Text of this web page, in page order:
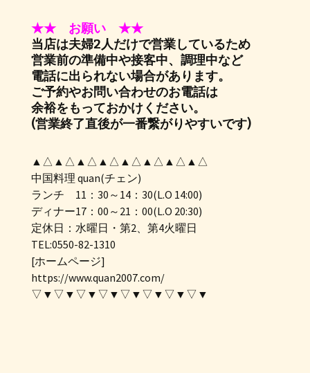
★★ お願い ★★
当店は夫婦2人だけで営業しているため
営業前の準備中や接客中、調理中など
電話に出られない場合があります。
ご予約やお問い合わせのお電話は
余裕をもっておかけください。
(営業終了直後が一番繋がりやすいです)
▲△▲△▲△▲△▲△▲△▲△▲△
中国料理 quan(チェン)
ランチ 11：30～14：30(L.O 14:00)
ディナー17：00～21：00(L.O 20:30)
定休日：水曜日・第2、第4火曜日
TEL:0550-82-1310
[ホームページ]
https://www.quan2007.com/
▽▼▽▼▽▼▽▼▽▼▽▼▽▼▽▼